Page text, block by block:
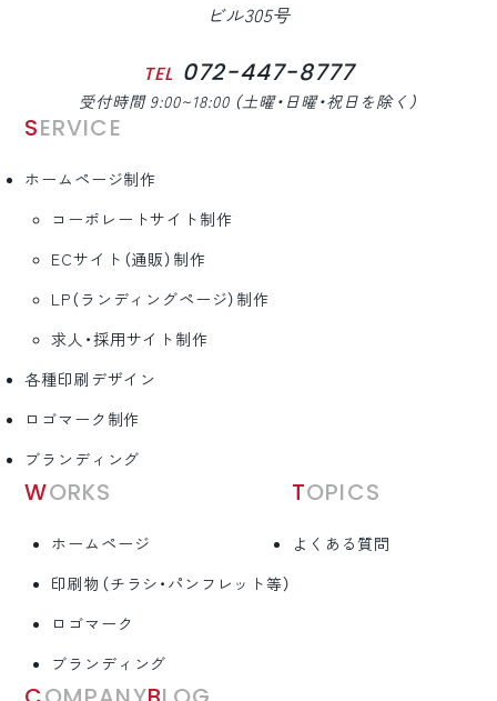
ビル305号
TEL 072-447-8777
受付時間 9:00~18:00 （土曜・日曜・祝日を除く）
SERVICE
ホームページ制作
コーポレートサイト制作
ECサイト（通販）制作
LP（ランディングページ）制作
求人・採用サイト制作
各種印刷デザイン
ロゴマーク制作
ブランディング
WORKS
ホームページ
印刷物（チラシ・パンフレット等）
ロゴマーク
ブランディング
TOPICS
よくある質問
COMPANY BLOG